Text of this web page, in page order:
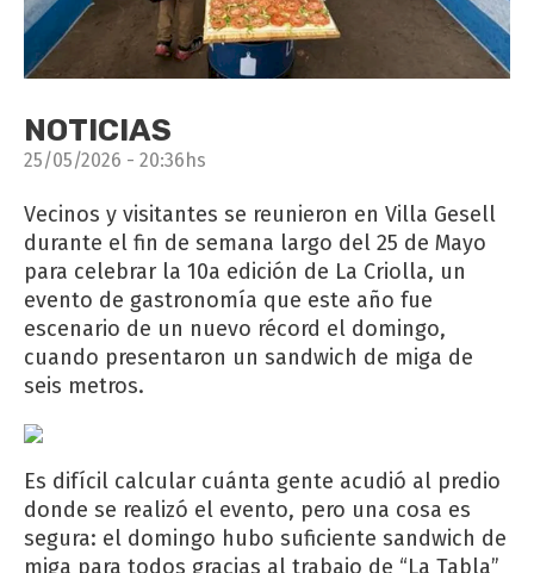
NOTICIAS
25/05/2026 - 20:36hs
Vecinos y visitantes se reunieron en Villa Gesell
durante el fin de semana largo del 25 de Mayo
para celebrar la 10a edición de La Criolla, un
evento de gastronomía que este año fue
escenario de un nuevo récord el domingo,
cuando presentaron un sandwich de miga de
seis metros.
Es difícil calcular cuánta gente acudió al predio
donde se realizó el evento, pero una cosa es
segura: el domingo hubo suficiente sandwich de
miga para todos gracias al trabajo de “La Tabla”